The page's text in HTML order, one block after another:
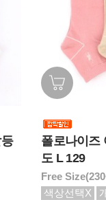
폴로나이즈
도 L 129
Free
색상선택X